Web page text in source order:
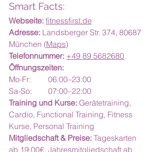
Smart Facts:
Webseite: fitnessfirst.de
Adresse: Landsberger Str. 374, 80687
München (Maps)
Telefonnummer: +49 89 5682680
Öffnungszeiten:
Mo-Fr: 	06:00–23:00
Sa-So: 	07:00–22:00
Training und Kurse: Gerätetraining,
Cardio, Functional Training, Fitness
Kurse, Personal Training
Mitgliedschaft & Preise: Tageskarten
ab 19,00€, Jahresmitgliedschaft ab